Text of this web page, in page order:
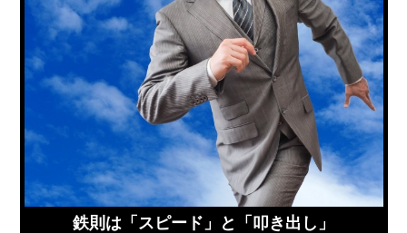
鉄則は「スピード」と「叩き出し」